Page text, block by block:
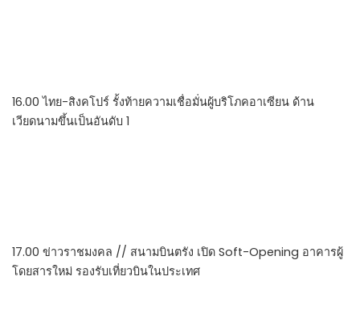
16.00 ไทย-สิงคโปร์ รั้งท้ายความเชื่อมั่นผู้บริโภคอาเซียน ด้าน
เวียดนามขึ้นเป็นอันดับ 1
17.00 ข่าวราชมงคล // สนามบินตรัง เปิด Soft-Opening อาคารผู้
โดยสารใหม่ รองรับเที่ยวบินในประเทศ